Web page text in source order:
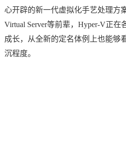
心开辟的新一代虚拟化手艺处理方
Virtual Server等前辈，Hyper-V正
成长，从全新的定名体例上也能够
沉程度。